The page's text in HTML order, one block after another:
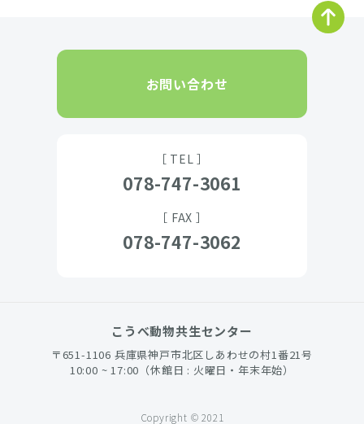
お問い合わせ
［ TEL ］
078-747-3061
［ FAX ］
078-747-3062
こうべ動物共生センター
〒651-1106 兵庫県神戸市北区しあわせの村1番21号
10:00 ~ 17:00（休館日 : 火曜日・年末年始）
Copyright © 2021